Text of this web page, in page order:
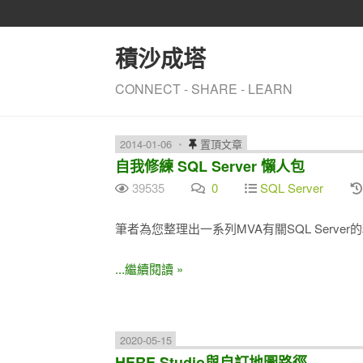
積沙成塔
CONNECT - SHARE - LEARN
2014-01-06 置頂文章
自我修練 SQL Server 懶人包
39535 0 SQL Server
筆者為您整理出一系列MVA有關SQL Server
...繼續閱讀 »
2020-05-15